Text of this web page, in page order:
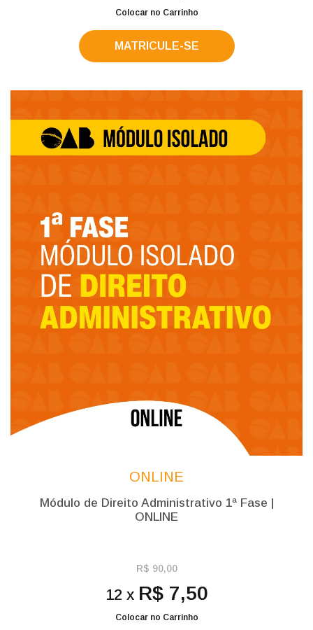
Colocar no Carrinho
MATRICULE-SE
ONLINE
Módulo de Direito Administrativo 1ª Fase |
ONLINE
R$ 90,00
12 x R$ 7,50
Colocar no Carrinho